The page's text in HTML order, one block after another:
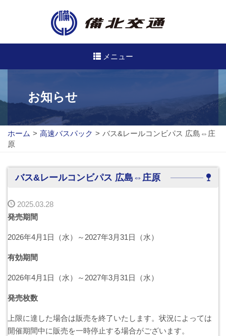
メニュー
高速バス
路線バス
バスのご利用方法
バスパックについて
貸切バス・旅行業
三次市交通観光センター
お知らせ
ホーム > 高速バスパック > バス&レールコンビパス 広島⇔庄
原
バス&レールコンビパス 広島⇔庄原
2025.03.28
発売期間
2026年4月1日（水）～2027年3月31日（水）
有効期間
2026年4月1日（水）～2027年3月31日（水）
発売枚数
上限に達した場合は販売を終了いたします。状況によっては
開催期間中に販売を一時停止する場合がございます。